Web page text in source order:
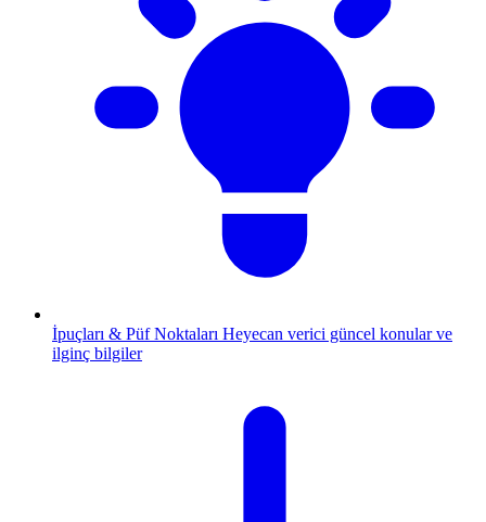
İpuçları & Püf Noktaları Heyecan verici güncel konular ve
ilginç bilgiler